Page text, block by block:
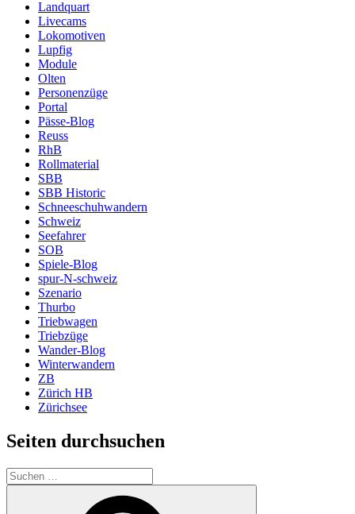
Landquart
Livecams
Lokomotiven
Lupfig
Module
Olten
Personenzüge
Portal
Pässe-Blog
Reuss
RhB
Rollmaterial
SBB
SBB Historic
Schneeschuhwandern
Schweiz
Seefahrer
SOB
Spiele-Blog
spur-N-schweiz
Szenario
Thurbo
Triebwagen
Triebzüge
Wander-Blog
Winterwandern
ZB
Zürich HB
Zürichsee
Seiten durchsuchen
Suchen
nach: